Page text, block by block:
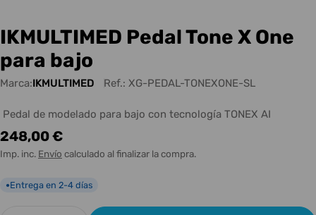
IKMULTIMED Pedal Tone X One
para bajo
Marca:IKMULTIMED Ref.: XG-PEDAL-TONEXONE-SL
Pedal de modelado para bajo con tecnología TONEX AI
Precio
habitual
248,00 €
Imp. inc. Envío calculado al finalizar la compra.
●Entrega en 2-4 días